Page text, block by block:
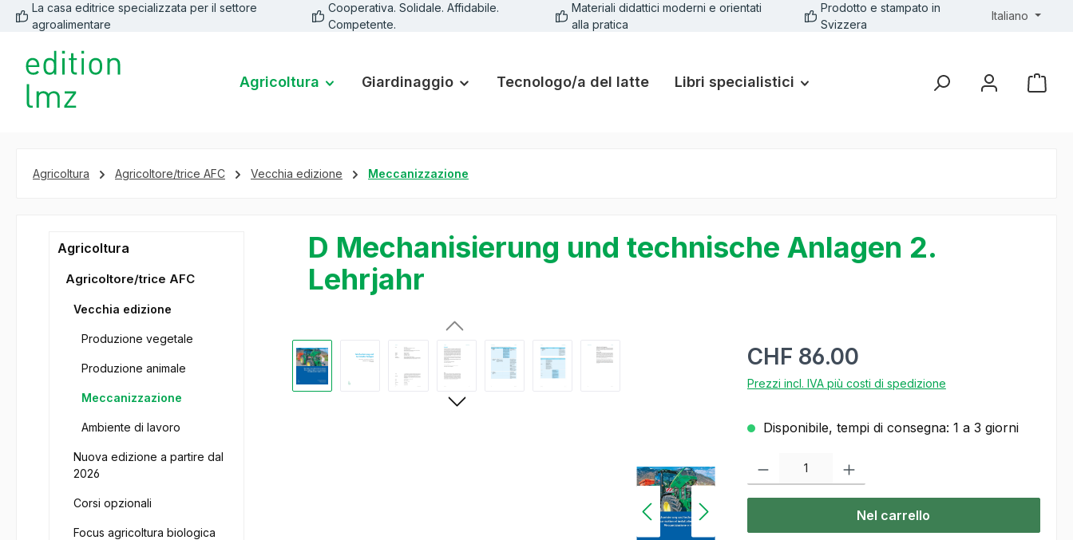
Passa alla navigazione principale
La casa editrice specializzata per il settore
agroalimentare
Cooperativa. Solidale. Affidabile.
Competente.
Materiali didattici moderni e orientati
alla pratica
Prodotto e stampato in
Svizzera
Italiano
Agricoltura Giardinaggio Tecnologo/a del latte Libri specialistici
Agricoltura Agricoltore/trice AFC Vecchia edizione Meccanizzazione
Agricoltura
Agricoltore/trice AFC
Vecchia edizione
Produzione vegetale
Produzione animale
Meccanizzazione
Ambiente di lavoro
Nuova edizione a partire dal
2026
Corsi opzionali
Focus agricoltura biologica
D Mechanisierung und technische Anlagen 2.
Lehrjahr
Salta la galleria di immagini CHF 86.00
Prezzi incl. IVA più costi di spedizione
Disponibile, tempi di consegna: 1 a 3 giorni
Nel carrello